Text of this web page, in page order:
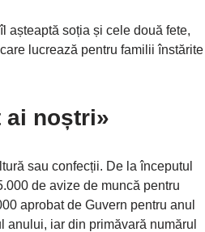
așteaptă soția și cele două fete,
lucrează pentru familii înstărite
ai noștri»
sau confecții. De la începutul
de avize de muncă pentru
aprobat de Guvern pentru anul
iar din primăvară numărul